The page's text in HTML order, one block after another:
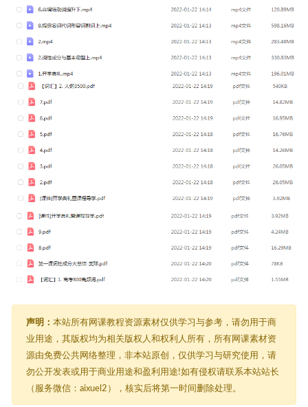
声明： 本站所有网课教程资源素材仅供学习与参考，请勿用于商
业用途，其版权均为相关版权人和权利人所有，所有网课素材资
源由免费公共网络整理，非本站原创，仅供学习与研究使用，请
勿公开发表或用于商业用途和盈利用途!如有侵权请联系本站站长
（服务微信：aixuel2），核实后将第一时间删除处理。